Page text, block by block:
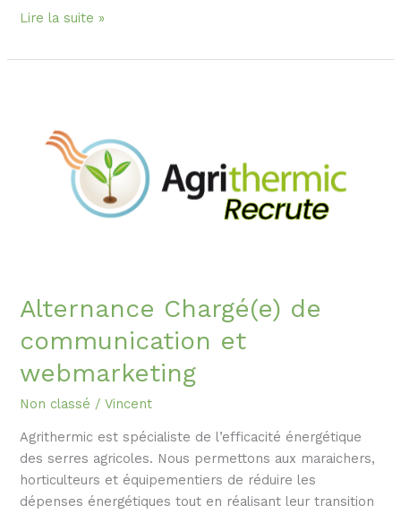
Lire la suite »
Alternance Chargé(e) de
communication et
webmarketing
Non classé /Vincent
Agrithermic est spécialiste de l’efficacité énergétique
des serres agricoles. Nous permettons aux maraichers,
horticulteurs et équipementiers de réduire les
dépenses énergétiques tout en réalisant leur transition
communication
webmarketing